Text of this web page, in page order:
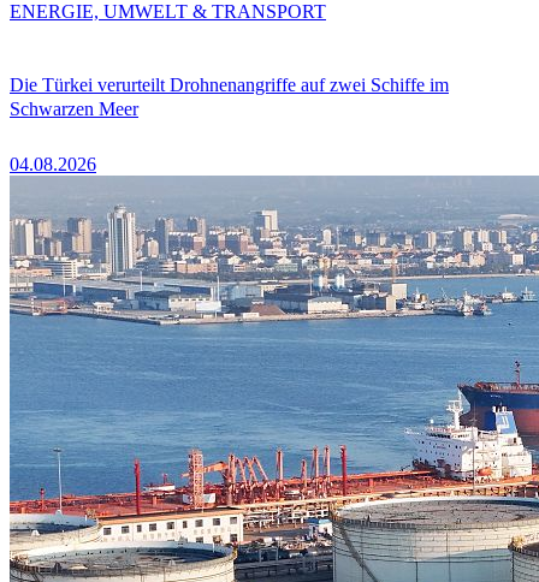
Die Türkei verurteilt Drohnenangriffe auf zwei Schiffe im
Schwarzen Meer
04.08.2026
ENERGIE, UMWELT & TRANSPORT